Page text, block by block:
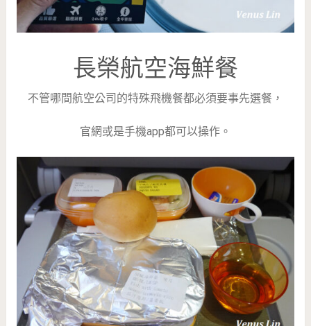
長榮航空海鮮餐
不管哪間航空公司的特殊飛機餐都必須要事先選餐，
官網或是手機app都可以操作。